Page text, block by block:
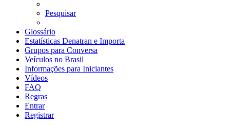
Pesquisar
Glossário
Estatísticas Denatran e Importa
Grupos para Conversa
Veículos no Brasil
Informações para Iniciantes
Vídeos
FAQ
Regras
Entrar
Registrar